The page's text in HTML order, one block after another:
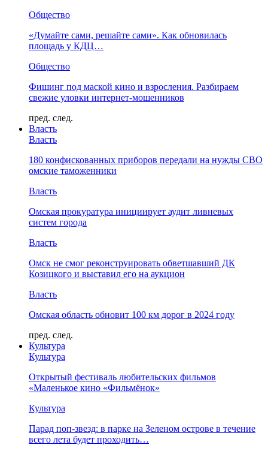
Общество
«Думайте сами, решайте сами». Как обновилась
площадь у КДЦ…
Общество
Фишинг под маской кино и взросления. Разбираем
свежие уловки интернет-мошенников
пред. след.
Власть
Власть
180 конфискованных приборов передали на нужды СВО
омские таможенники
Власть
Омская прокуратура инициирует аудит ливневых
систем города
Власть
Омск не смог реконструировать обветшавший ДК
Козицкого и выставил его на аукцион
Власть
Омская область обновит 100 км дорог в 2024 году
пред. след.
Культура
Культура
Открытый фестиваль любительских фильмов
«Маленькое кино «Фильмёнок»
Культура
Парад поп-звезд: в парке на Зеленом острове в течение
всего лета будет проходить…